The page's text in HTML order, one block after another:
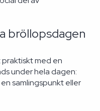
bröllopsdagen
praktiskt med en
under hela dagen:
samlingspunkt eller